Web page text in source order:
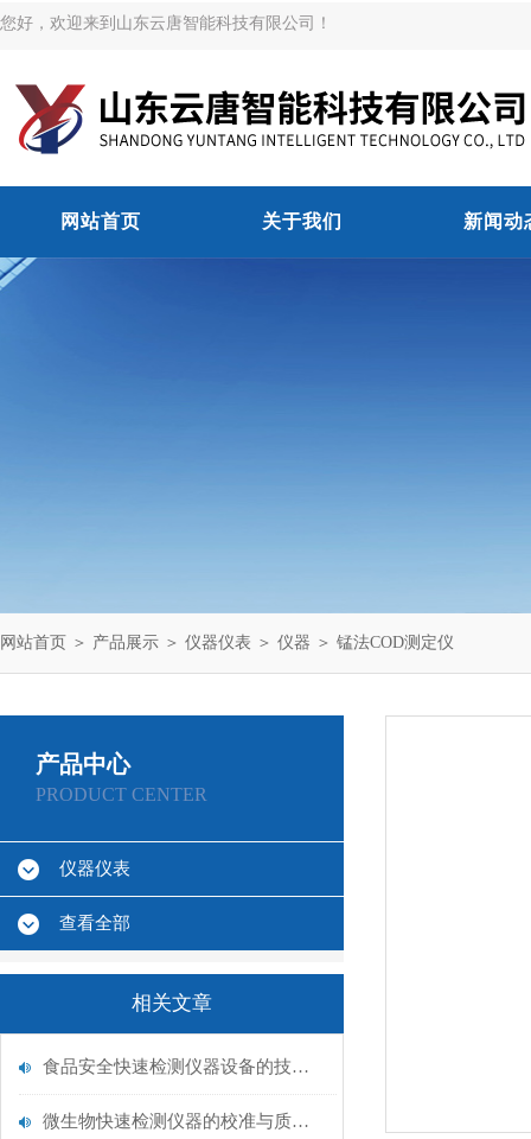
您好，欢迎来到山东云唐智能科技有限公司！
网站首页 关于我们 新闻动
网站首页 ＞ 产品展示 ＞ 仪器仪表 ＞ 仪器 ＞ 锰法COD测定仪
产品中心
PRODUCT CENTER
仪器仪表
查看全部
相关文章
食品安全快速检测仪器设备的技术演进与应用场景
微生物快速检测仪器的校准与质控：保证结果准确性的黄金法则